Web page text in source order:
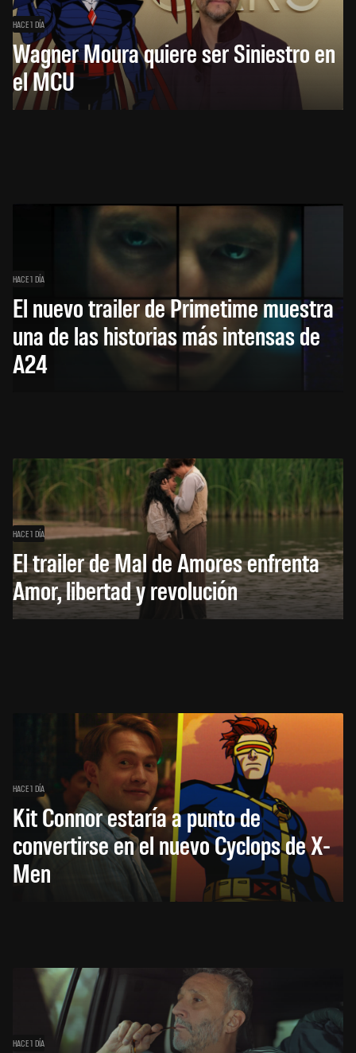
HACE 1 DÍA
Wagner Moura quiere ser Siniestro en
el MCU
HACE 1 DÍA
El nuevo trailer de Primetime muestra
una de las historias más intensas de
A24
HACE 1 DÍA
El trailer de Mal de Amores enfrenta
Amor, libertad y revolución
HACE 1 DÍA
Kit Connor estaría a punto de
convertirse en el nuevo Cyclops de X-
Men
HACE 1 DÍA